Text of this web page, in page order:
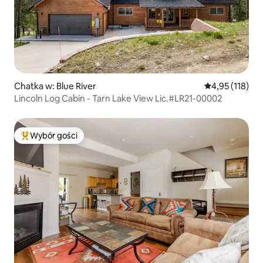
Chatka w: Blue River Średnia
4,95 (118)
Lincoln Log Cabin - Tarn Lake View Lic.#LR21-00002
Najpopularniejsze z kategorii Wybór gości
Wybór gości